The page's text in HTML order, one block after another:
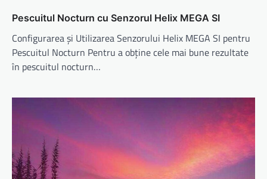
Pescuitul Nocturn cu Senzorul Helix MEGA SI
Configurarea și Utilizarea Senzorului Helix MEGA SI pentru
Pescuitul Nocturn Pentru a obține cele mai bune rezultate
în pescuitul nocturn…